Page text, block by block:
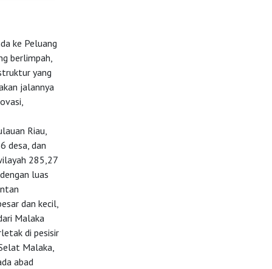
ke Peluang
berlimpah,
yang
jalannya
Riau,
desa, dan
285,27
luas
dan kecil,
Malaka
di pesisir
Malaka,
abad